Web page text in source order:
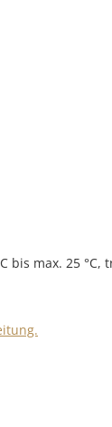
bis max. 25 °C,